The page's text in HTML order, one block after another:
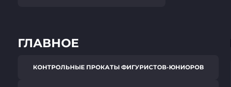
ГЛАВНОЕ
КОНТРОЛЬНЫЕ ПРОКАТЫ ФИГУРИСТОВ-ЮНИОРОВ